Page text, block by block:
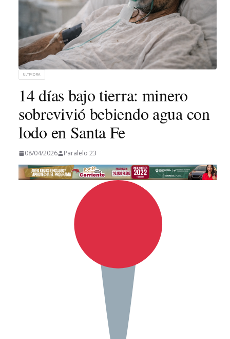
ULTIMORA
14 días bajo tierra: minero
sobrevivió bebiendo agua con
lodo en Santa Fe
08/04/2026 Paralelo 23